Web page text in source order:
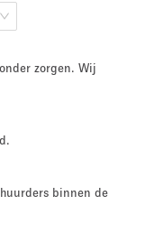
5000+ sq ft
zorgen. Wij
binnen de